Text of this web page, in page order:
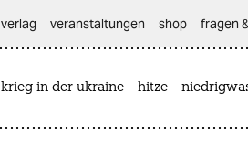
verlag
veranstaltungen shop fragen
krieg in der ukraine hitze